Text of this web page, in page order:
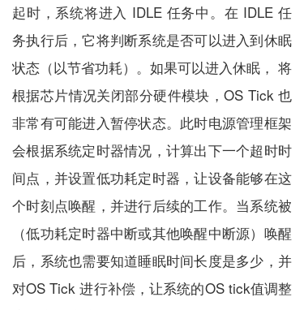
起时，系统将进入 IDLE 任务中。在 IDLE 任
务执行后，它将判断系统是否可以进入到休眠
状态（以节省功耗）。如果可以进入休眠， 将
根据芯片情况关闭部分硬件模块，OS Tick 也
非常有可能进入暂停状态。此时电源管理框架
会根据系统定时器情况，计算出下一个超时时
间点，并设置低功耗定时器，让设备能够在这
个时刻点唤醒，并进行后续的工作。当系统被
（低功耗定时器中断或其他唤醒中断源）唤醒
后，系统也需要知道睡眠时间长度是多少，并
对OS Tick 进行补偿，让系统的OS tick值调整